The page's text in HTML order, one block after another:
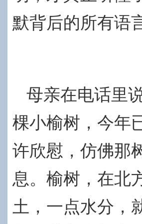
默背后的所有语
母亲在电话里
棵小榆树，今年
许欣慰，仿佛那
息。榆树，在北
土，一点水分，